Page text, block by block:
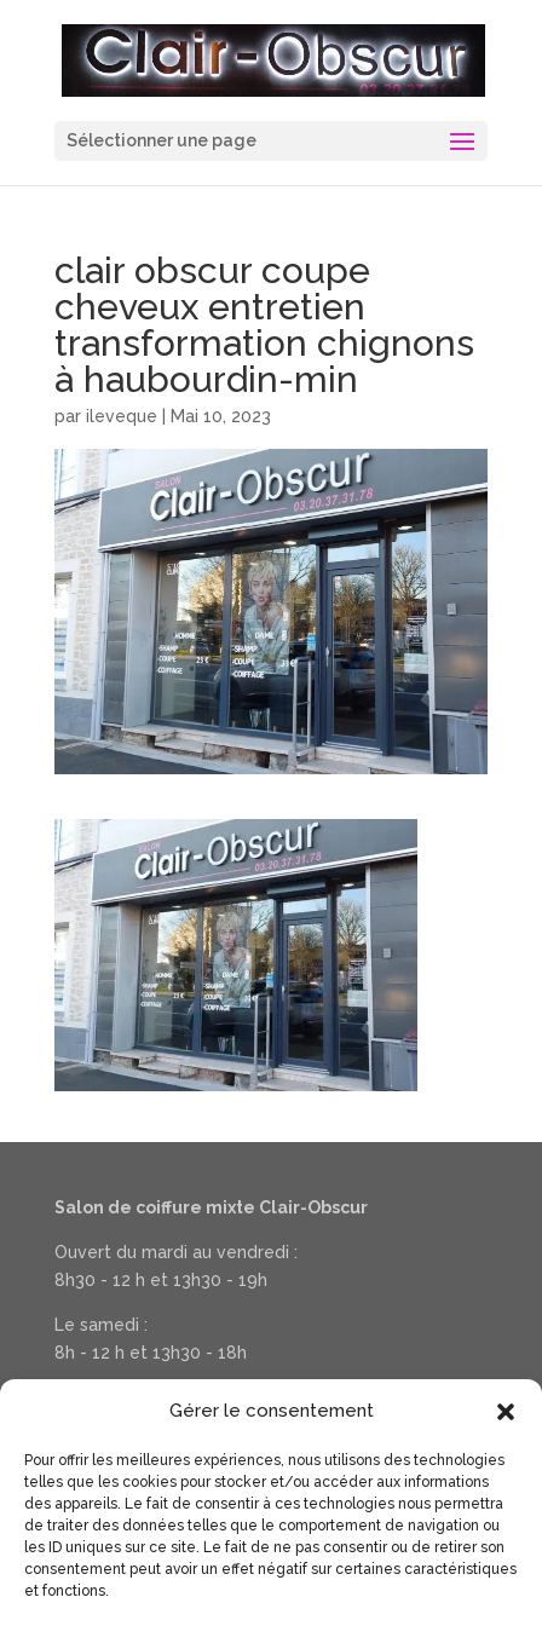
Gérer le consentement
Pour offrir les meilleures expériences, nous utilisons des technologies
telles que les cookies pour stocker et/ou accéder aux informations
des appareils. Le fait de consentir à ces technologies nous permettra
de traiter des données telles que le comportement de navigation ou
les ID uniques sur ce site. Le fait de ne pas consentir ou de retirer son
consentement peut avoir un effet négatif sur certaines caractéristiques
et fonctions.
Sélectionner une page
clair obscur coupe
cheveux entretien
transformation chignons
à haubourdin-min
par ileveque Mai 10, 2023
Salon de coiffure mixte Clair-Obscur
Ouvert du mardi au vendredi :
8h30 - 12 h et 13h30 - 19h
Le samedi :
8h - 12 h et 13h30 - 18h
Téléphone : 03 20 37 31 78
Suivez la vie de votre salon sur Facebook